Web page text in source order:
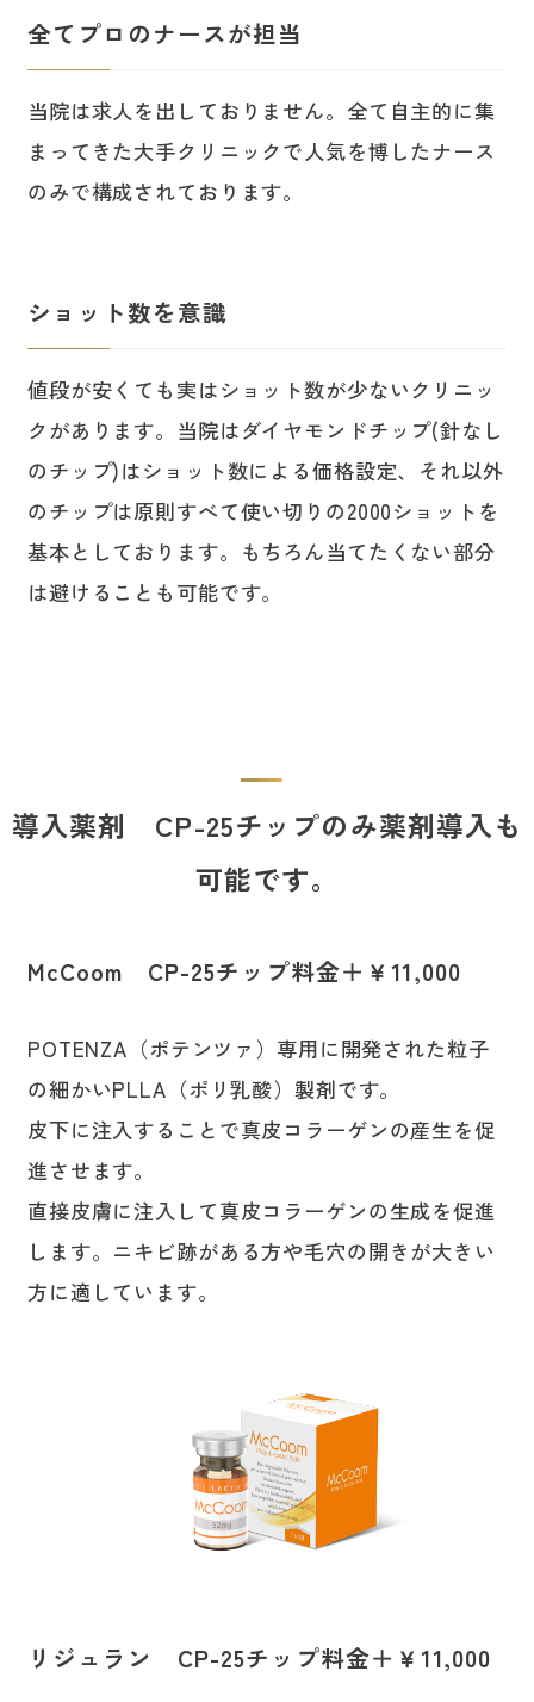
全てプロのナースが担当
当院は求人を出しておりません。全て自主的に集
まってきた大手クリニックで人気を博したナース
のみで構成されております。
ショット数を意識
値段が安くても実はショット数が少ないクリニッ
クがあります。当院はダイヤモンドチップ(針なし
のチップ)はショット数による価格設定、それ以外
のチップは原則すべて使い切りの2000ショットを
基本としております。もちろん当てたくない部分
は避けることも可能です。
導入薬剤 CP-25チップのみ薬剤導入も
可能です。
McCoom CP-25チップ料金＋￥11,000
POTENZA（ポテンツァ）専用に開発された粒子
の細かいPLLA（ポリ乳酸）製剤です。
皮下に注入することで真皮コラーゲンの産生を促
進させます。
直接皮膚に注入して真皮コラーゲンの生成を促進
します。ニキビ跡がある方や毛穴の開きが大きい
方に適しています。
リジュラン CP-25チップ料金＋￥11,000